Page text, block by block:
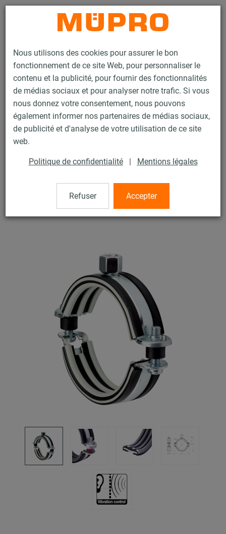
Nous utilisons des cookies pour assurer le bon
fonctionnement de ce site Web, pour personnaliser le
contenu et la publicité, pour fournir des fonctionnalités
de médias sociaux et pour analyser notre trafic. Si vous
nous donnez votre consentement, nous pouvons
également informer nos partenaires de médias sociaux,
de publicité et d'analyse de votre utilisation de ce site
web.
Politique de confidentialité | Mentions légales
Refuser Accepter
Contact
Produits Technique de fixation
Insonorisation
Colliers insonorisés
OPTIMAL® coulissant
OPTIMAL® coulissant
OPTIMAL Coulissant, M8, 50 mm (48-51 mm), zingué